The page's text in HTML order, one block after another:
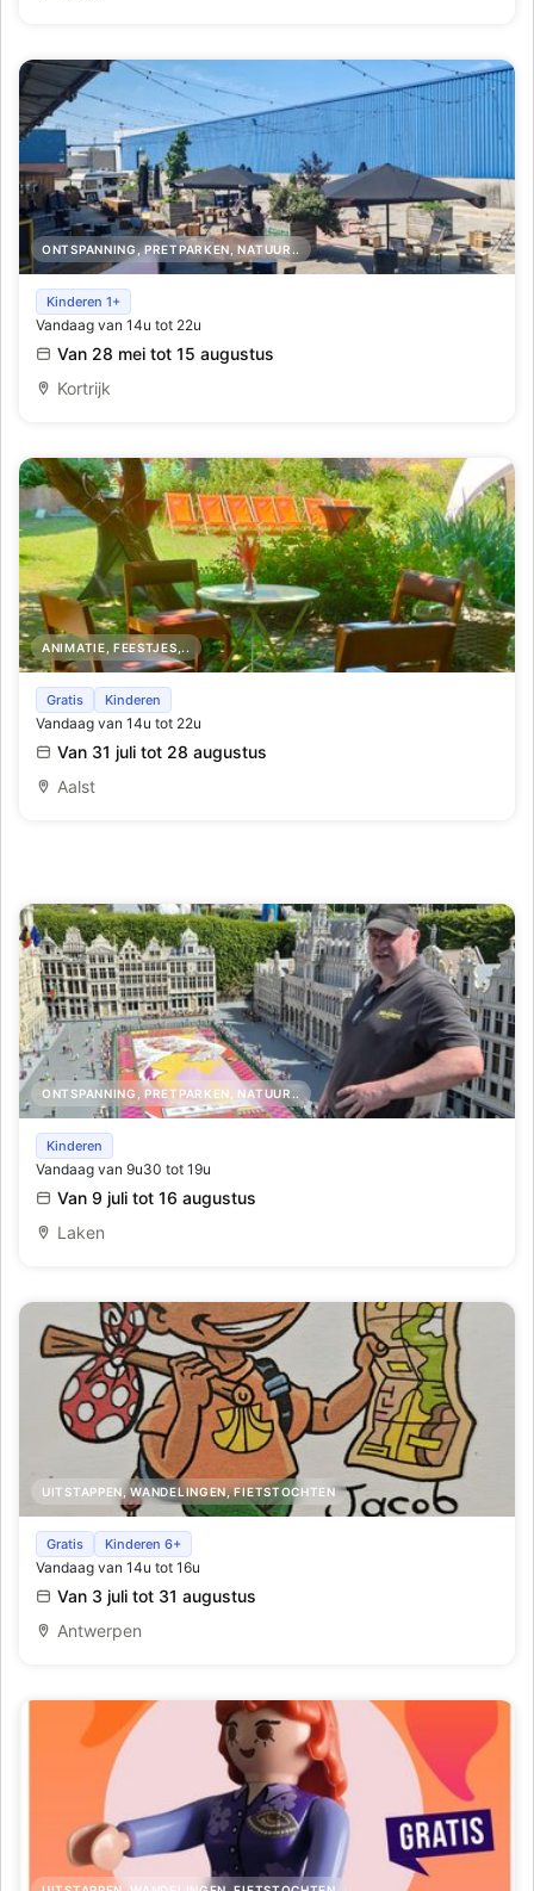
ONTSPANNING, PRETPARKEN, NATUUR..
Barlocal
Kinderen 1+
Vandaag van 14u tot 22u
Van 28 mei tot 15 augustus
Kortrijk
ANIMATIE, FEESTJES,..
Zomer In De Pastorie
Gratis Kinderen
Vandaag van 14u tot 22u
Van 31 juli tot 28 augustus
Aalst
ONTSPANNING, PRETPARKEN, NATUUR..
Avant-première van het Bloementapijt van de Grote
Markt in Mini-Europe
Kinderen
Vandaag van 9u30 tot 19u
Van 9 juli tot 16 augustus
Laken
UITSTAPPEN, WANDELINGEN, FIETSTOCHTEN
Schat van vlieg zoektocht, heerlijk speurneuzen in de
kerk - zoveel te beleven
Gratis Kinderen 6+
Vandaag van 14u tot 16u
Van 3 juli tot 31 augustus
Antwerpen